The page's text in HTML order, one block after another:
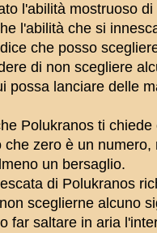
l'abilità mostruoso di
l'abilità che si
che posso
di non scegliere
possa lanciare delle
Polukranos ti
che zero è un
un bersaglio.
di Polukranos
sceglierne alcuno
far saltare in aria